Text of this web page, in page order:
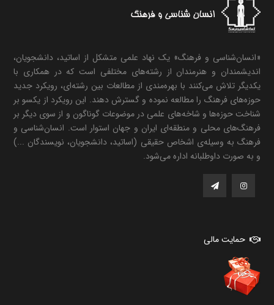
«انسان‌شناسی و فرهنگ» یک نهاد علمی متشکل از اساتید، دانشجویان،
اندیشمندان و هنرمندان از رشته‌های مختلفی است که در همکاری با
یکدیگر تلاش می‌کنند با بهره‌مندی از مطالعات بین رشته‌ای، رویکرد جدید
حوزه‌های فرهنگ را مطالعه نموده و گسترش دهند. این رویکرد از یکسو بر
شناخت حوزه‌ها و شاخه‌های علمی در موضوعات گوناگون و از سوی دیگر بر
فرهنگ‌های محلی و منطقه‌ای ایران و جهان استوار است. انسان‌شناسی و
فرهنگ به وسیله‌ی اشخاص حقیقی (اساتید، دانشجویان، نویسندگان ...)
و به صورت داوطلبانه اداره می‌شود.
حمایت مالی